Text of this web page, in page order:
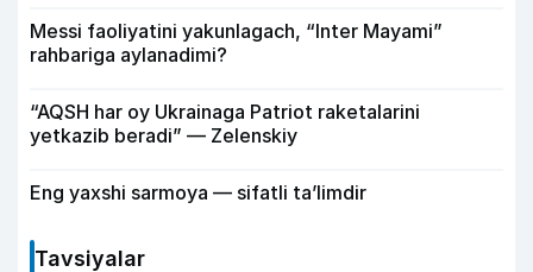
Messi faoliyatini yakunlagach, “Inter Mayami”
rahbariga aylanadimi?
“AQSH har oy Ukrainaga Patriot raketalarini
yetkazib beradi” — Zelenskiy
Eng yaxshi sarmoya — sifatli ta’limdir
Tavsiyalar